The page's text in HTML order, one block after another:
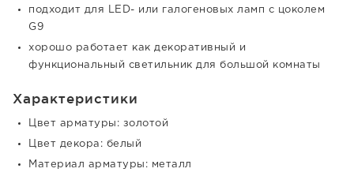
подходит для LED- или галогеновых ламп с цоколем
G9
хорошо работает как декоративный и
функциональный светильник для большой комнаты
Характеристики
Цвет арматуры: золотой
Цвет декора: белый
Материал арматуры: металл